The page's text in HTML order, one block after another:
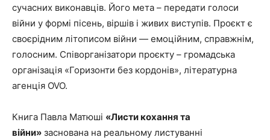
сучасних виконавців. Його мета – передати голоси
війни у формі пісень, віршів і живих виступів. Проєкт є
своєрідним літописом війни — емоційним, справжнім,
голосним. Співорганізатори проєкту – громадська
організація «Горизонти без кордонів», літературна
агенція OVO.
Книга Павла Матюші «Листи кохання та
війни» заснована на реальному листуванні